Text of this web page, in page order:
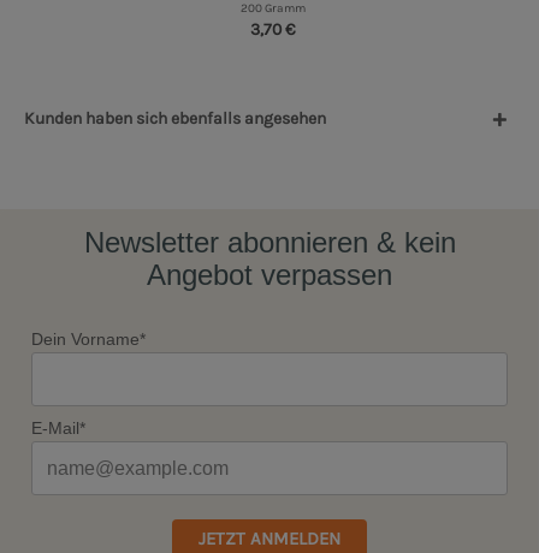
200 Gramm
3,70 €
Kunden haben sich ebenfalls angesehen
Newsletter abonnieren & kein
Angebot verpassen
Dein Vorname*
E-Mail*
JETZT ANMELDEN